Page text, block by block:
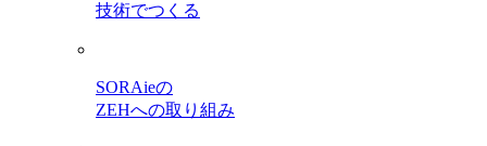
技術でつくる
SORAieの
ZEHへの取り組み